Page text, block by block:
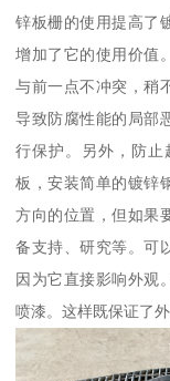
锌板栅的使用提高了
增加了它的使用价值
与前一点不冲突，稍
导致防腐性能的局部
行保护。另外，防
板，安装简单的镀锌
方向的位置，但如果
备支持、研究等。可
因为它直接影响外观
喷漆。这样既保证了